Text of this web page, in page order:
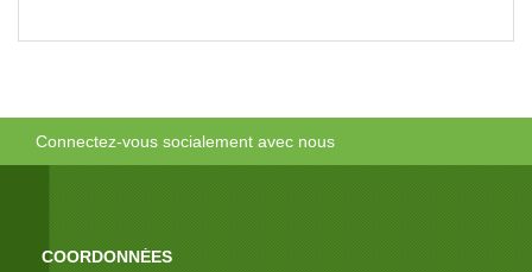
Connectez-vous socialement avec nous
COORDONNÉES